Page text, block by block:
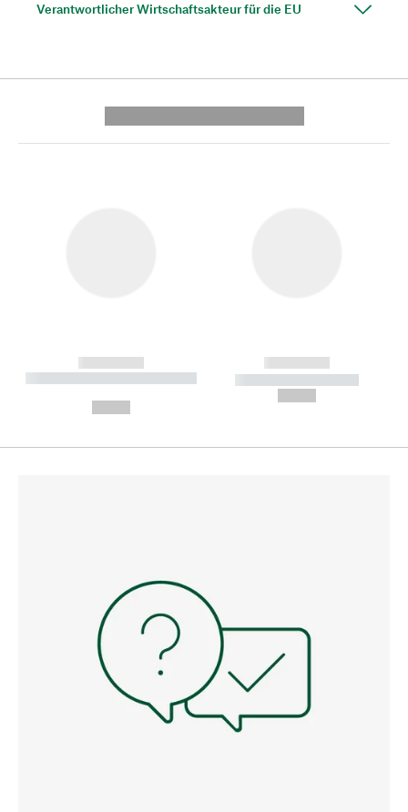
Verantwortlicher Wirtschaftsakteur für die EU
------------
----------- ----------- --------
------------
----------- -----------